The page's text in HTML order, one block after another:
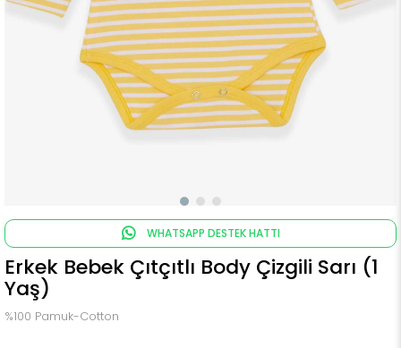
WHATSAPP DESTEK HATTI
Erkek Bebek Çıtçıtlı Body Çizgili Sarı (1
Yaş)
%100 Pamuk-Cotton